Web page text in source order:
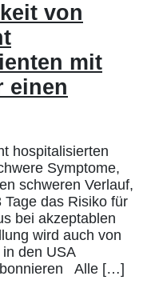
von
mit
einen
hospitalisierten
Symptome,
schweren Verlauf,
das Risiko für
bei akzeptablen
wird auch von
den USA
Alle […]